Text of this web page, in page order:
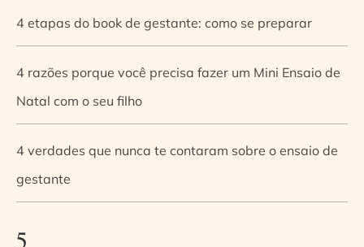
4 etapas do book de gestante: como se preparar
4 razões porque você precisa fazer um Mini Ensaio de
Natal com o seu filho
4 verdades que nunca te contaram sobre o ensaio de
gestante
5